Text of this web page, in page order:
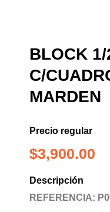
BLOCK
C/
MARDEN
Precio regular
$3,900.00
Descripción
REFERENCIA: